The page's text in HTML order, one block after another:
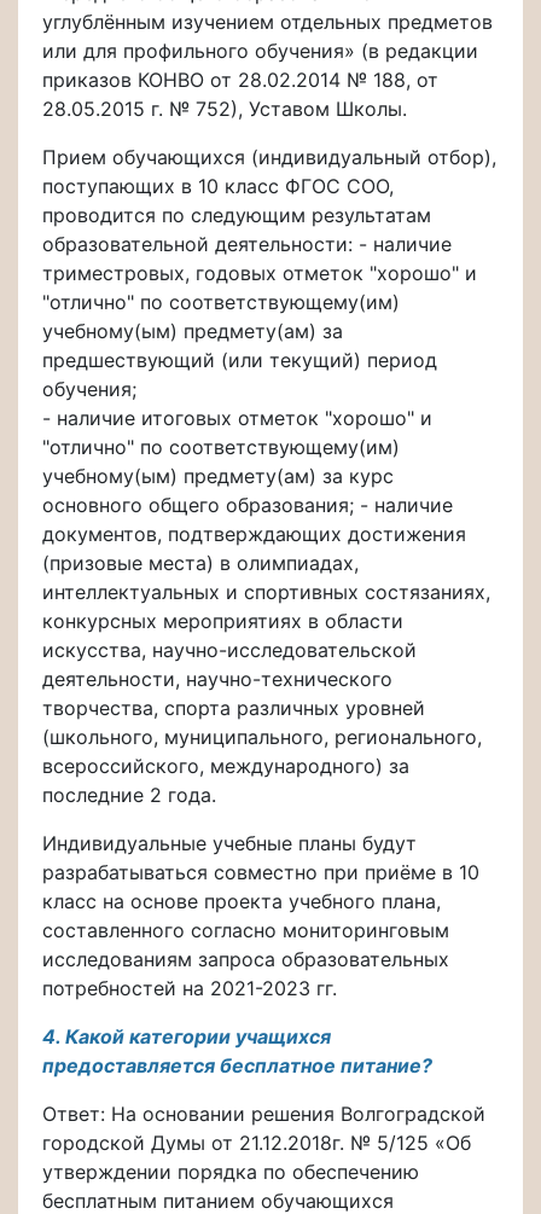
углублённым изучением отдельных предметов
или для профильного обучения» (в редакции
приказов КОНВО от 28.02.2014 № 188, от
28.05.2015 г. № 752), Уставом Школы.
Прием обучающихся (индивидуальный отбор),
поступающих в 10 класс ФГОС СОО,
проводится по следующим результатам
образовательной деятельности: - наличие
триместровых, годовых отметок "хорошо" и
"отлично" по соответствующему(им)
учебному(ым) предмету(ам) за
предшествующий (или текущий) период
обучения;
- наличие итоговых отметок "хорошо" и
"отлично" по соответствующему(им)
учебному(ым) предмету(ам) за курс
основного общего образования; - наличие
документов, подтверждающих достижения
(призовые места) в олимпиадах,
интеллектуальных и спортивных состязаниях,
конкурсных мероприятиях в области
искусства, научно-исследовательской
деятельности, научно-технического
творчества, спорта различных уровней
(школьного, муниципального, регионального,
всероссийского, международного) за
последние 2 года.
Индивидуальные учебные планы будут
разрабатываться совместно при приёме в 10
класс на основе проекта учебного плана,
составленного согласно мониторинговым
исследованиям запроса образовательных
потребностей на 2021-2023 гг.
4. Какой категории учащихся
предоставляется бесплатное питание?
Ответ: На основании решения Волгоградской
городской Думы от 21.12.2018г. № 5/125 «Об
утверждении порядка по обеспечению
бесплатным питанием обучающихся